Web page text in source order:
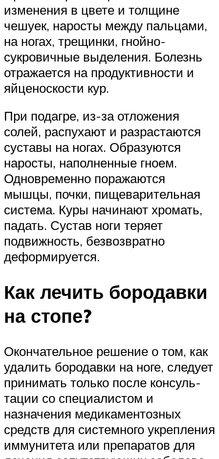
изменения в цвете и толщине
чешуек, наросты между пальцами,
на ногах, трещинки, гнойно-
сукровичные выделения. Болезнь
отражается на продуктивности и
яйценоскости кур.
При подагре, из-за отложения
солей, распухают и разрастаются
суставы на ногах. Образуются
наросты, наполненные гноем.
Одновременно поражаются
мышцы, почки, пищеварительная
система. Куры начинают хромать,
падать. Сустав ноги теряет
подвижность, безвозвратно
деформируется.
Как лечить бородавки
на стопе?
Окончательное решение о том, как
удалить бородав­ки на ноге, следует
принимать только после консуль­
тации со специалистом и
назначения медикаментоз­ных
средств для системного укрепления
иммунитета или препаратов для